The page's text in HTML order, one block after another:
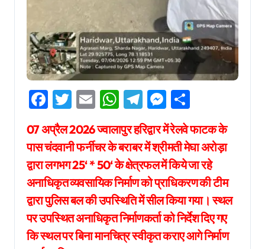
Facebook
Twitter
EmailWhatsApp
Telegram
Messenger
07 अप्रैल 2026 ज्वालापुर हरिद्वार में रेलवे फाटक के
पास चंदवानी फर्नीचर के बराबर में श्रीमती मेघा अरोड़ा
द्वारा लगभग 25‘ * 50‘ के क्षेत्रफल में किये जा रहे
अनाधिकृत व्यवसायिक निर्माण को प्राधिकरण की टीम
द्वारा पुलिस बल की उपस्थिति में सील किया गया। स्थल
पर उपस्थित अनाधिकृत निर्माणकर्ता को निर्देश दिए गए
कि स्थल पर बिना मानचित्र स्वीकृत कराए आगे निर्माण